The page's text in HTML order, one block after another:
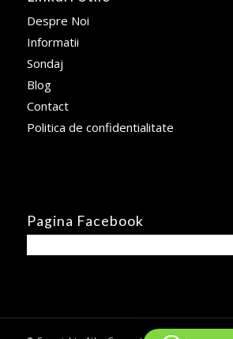
Despre Noi
Informatii
Sondaj
Blog
Contact
Politica de confidentialitate
Pagina Facebook